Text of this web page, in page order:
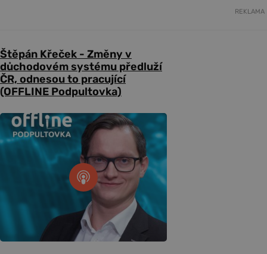
REKLAMA
Štěpán Křeček - Změny v
důchodovém systému předluží
ČR, odnesou to pracující
(OFFLINE Podpultovka)